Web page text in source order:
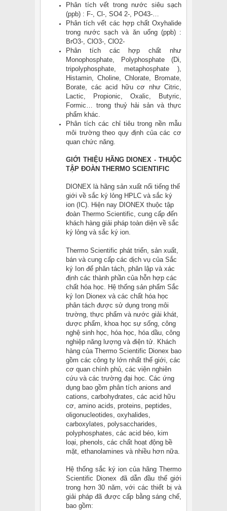
Phân tích vết trong nước siêu sạch
(ppb) : F-, Cl-, SO4 2-, PO43-…
Phân tích vết các hợp chất Oxyhalide
trong nước sạch và ăn uống (ppb) :
BrO3-, ClO3-, ClO2-
Phân tích các hợp chất như
Monophosphate, Polyphosphate (Di,
tripolyphosphate, metaphosphate ),
Histamin, Choline, Chlorate, Bromate,
Borate, các acid hữu cơ như Citric,
Lactic, Propionic, Oxalic, Butyric,
Formic… trong thuỷ hải sản và thực
phẩm khác.
Phân tích các chỉ tiêu trong nền mẫu
môi trường theo quy định của các cơ
quan chức năng.
GIỚI THIỆU HÃNG DIONEX - THUỘC
TẬP ĐOÀN THERMO SCIENTIFIC
DIONEX là hãng sản xuất nổi tiếng thế
giới về sắc ký lỏng HPLC và sắc ký
ion (IC). Hiện nay DIONEX thuộc tập
đoàn Thermo Scientific, cung cấp đến
khách hàng giải pháp toàn diện về sắc
ký lỏng và sắc ký ion.
Thermo Scientific phát triển, sản xuất,
bán và cung cấp các dịch vụ của Sắc
ký Ion để phân tách, phân lập và xác
định các thành phần của hỗn hợp các
chất hóa học. Hệ thống sản phẩm Sắc
ký Ion Dionex và các chất hóa học
phân tách được sử dụng trong môi
trường, thực phẩm và nước giải khát,
dược phẩm, khoa học sự sống, công
nghệ sinh học, hóa học, hóa dầu, công
nghiệp năng lượng và điện tử. Khách
hàng của Thermo Scientific Dionex bao
gồm các công ty lớn nhất thế giới, các
cơ quan chính phủ, các viện nghiên
cứu và các trường đại học. Các ứng
dụng bao gồm phân tích anions and
cations, carbohydrates, các acid hữu
cơ, amino acids, proteins, peptides,
oligonucleotides, oxyhalides,
carboxylates, polysaccharides,
polyphosphates, các acid béo, kim
loại, phenols, các chất hoạt động bề
mặt, ethanolamines và nhiều hơn nữa.
Hệ thống sắc ký ion của hãng Thermo
Scientific Dionex đã dẫn đầu thế giới
trong hơn 30 năm, với các thiết bị và
giải pháp đã được cấp bằng sáng chế,
bao gồm: